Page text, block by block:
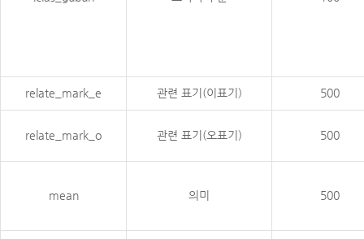
relate_mark_e 관련 표기(이표기) 500
relate_mark_o 관련 표기(오표기) 500
mean 의미 500